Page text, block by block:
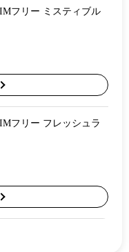
フリー ミスティブル
フリー フレッシュラ